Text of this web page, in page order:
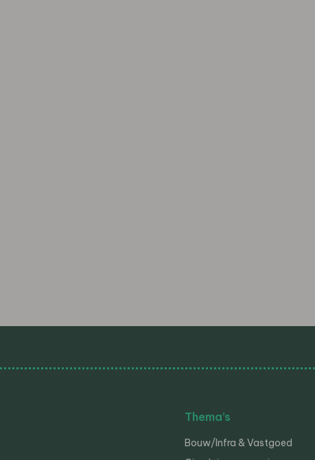
Thema’s
Bouw/Infra & Vastgoed